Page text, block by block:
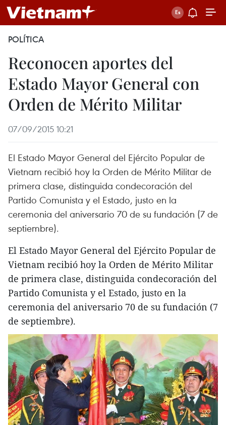
POLÍTICA
Reconocen aportes del
Estado Mayor General con
Orden de Mérito Militar
07/09/2015 10:21
El Estado Mayor General del Ejército Popular de
Vietnam recibió hoy la Orden de Mérito Militar de
primera clase, distinguida condecoración del
Partido Comunista y el Estado, justo en la
ceremonia del aniversario 70 de su fundación (7 de
septiembre).
El Estado Mayor General del Ejército Popular de
Vietnam recibió hoy la Orden de Mérito Militar
de primera clase, distinguida condecoración del
Partido Comunista y el Estado, justo en la
ceremonia del aniversario 70 de su fundación (7
de septiembre).